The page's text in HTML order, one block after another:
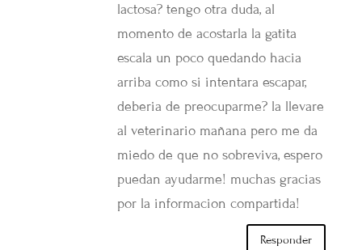
lactosa? tengo otra duda, al
momento de acostarla la gatita
escala un poco quedando hacia
arriba como si intentara escapar,
deberia de preocuparme? la llevare
al veterinario mañana pero me da
miedo de que no sobreviva, espero
puedan ayudarme! muchas gracias
por la informacion compartida!
Responder